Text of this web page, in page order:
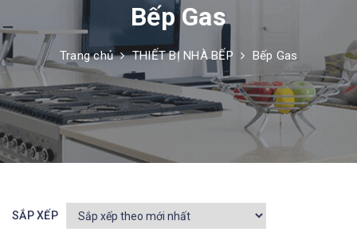
Bếp Gas
Trang chủ THIẾT BỊ NHÀ BẾP Bếp Gas
SẮP XẾP